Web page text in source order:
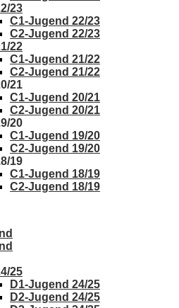
23
C1-Jugend 22/23
C2-Jugend 22/23
22
C1-Jugend 21/22
C2-Jugend 21/22
21
C1-Jugend 20/21
C2-Jugend 20/21
20
C1-Jugend 19/20
C2-Jugend 19/20
19
C1-Jugend 18/19
C2-Jugend 18/19
25
D1-Jugend 24/25
D2-Jugend 24/25